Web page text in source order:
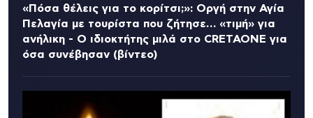
«Πόσα θέλεις για το κορίτσι;»: Οργή στην Αγία
Πελαγία με τουρίστα που ζήτησε… «τιμή» για
ανήλικη - Ο ιδιοκτήτης μιλά στο CRETAONE για
όσα συνέβησαν (βίντεο)